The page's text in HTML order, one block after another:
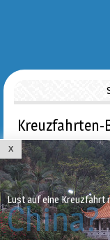
Kreuzfahrten-
preisgünstige
einen
und zum
und
Wenn Sie
X
Lust auf eine Kreuzfahrt
China?